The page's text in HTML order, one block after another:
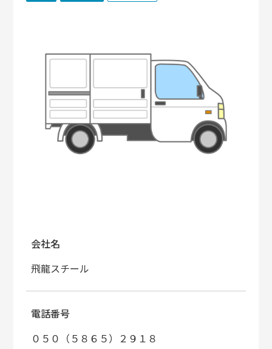
会社名
飛龍スチール
電話番号
０５０（５８６５）２９１８